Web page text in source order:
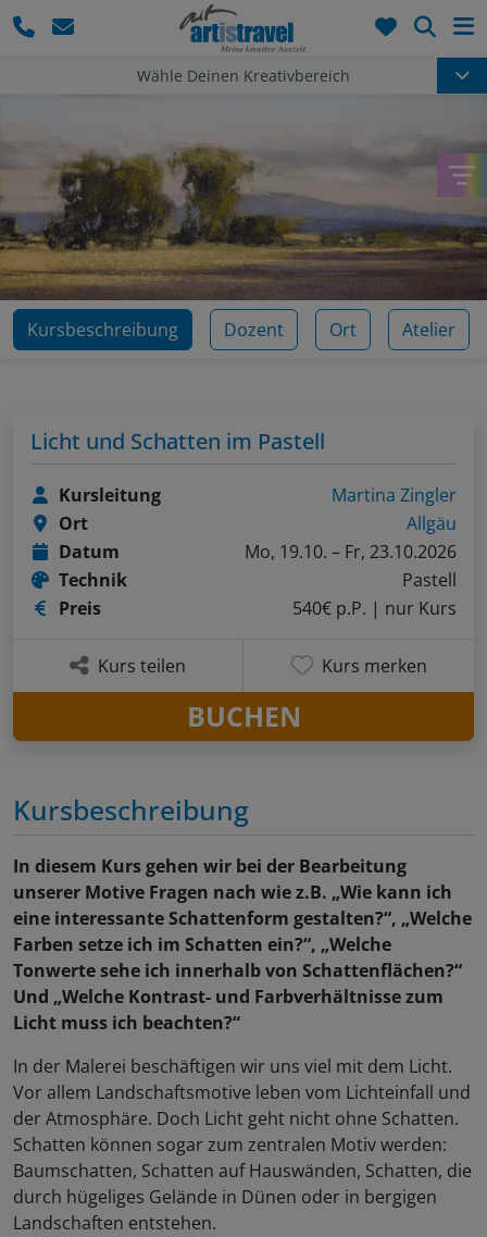
Wähle Deinen Kreativbereich
Kursbeschreibung Dozent Ort Atelier
Kursbeschreibung
In diesem Kurs gehen wir bei der Bearbeitung
unserer Motive Fragen nach wie z.B. „Wie kann ich
eine interessante Schattenform gestalten?“, „Welche
Farben setze ich im Schatten ein?“, „Welche
Tonwerte sehe ich innerhalb von Schattenflächen?“
Und „Welche Kontrast- und Farbverhältnisse zum
Licht muss ich beachten?“
In der Malerei beschäftigen wir uns viel mit dem Licht.
Vor allem Landschaftsmotive leben vom Lichteinfall und
der Atmosphäre. Doch Licht geht nicht ohne Schatten.
Schatten können sogar zum zentralen Motiv werden:
Baumschatten, Schatten auf Hauswänden, Schatten, die
durch hügeliges Gelände in Dünen oder in bergigen
Landschaften entstehen.
Licht und Schatten im Pastell
Kursleitung
Martina Zingler
Ort
Allgäu
Datum
Mo, 19.10. – Fr, 23.10.2026
Technik
Pastell
Preis
540€ p.P. | nur Kurs
Kurs teilen Kurs merken
BUCHEN